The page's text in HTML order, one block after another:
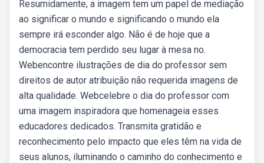
Resumidamente, a imagem tem um papel de mediação
ao significar o mundo e significando o mundo ela
sempre irá esconder algo. Não é de hoje que a
democracia tem perdido seu lugar à mesa no.
Webencontre ilustrações de dia do professor sem
direitos de autor atribuição não requerida imagens de
alta qualidade. Webcelebre o dia do professor com
uma imagem inspiradora que homenageia esses
educadores dedicados. Transmita gratidão e
reconhecimento pelo impacto que eles têm na vida de
seus alunos, iluminando o caminho do conhecimento e